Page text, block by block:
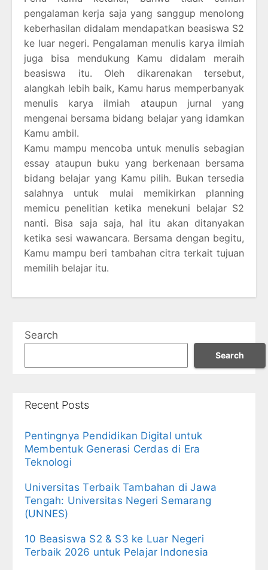
pengalaman kerja saja yang sanggup menolong
keberhasilan didalam mendapatkan beasiswa S2
ke luar negeri. Pengalaman menulis karya ilmiah
juga bisa mendukung Kamu didalam meraih
beasiswa itu. Oleh dikarenakan tersebut,
alangkah lebih baik, Kamu harus memperbanyak
menulis karya ilmiah ataupun jurnal yang
mengenai bersama bidang belajar yang idamkan
Kamu ambil.
Kamu mampu mencoba untuk menulis sebagian
essay ataupun buku yang berkenaan bersama
bidang belajar yang Kamu pilih. Bukan tersedia
salahnya untuk mulai memikirkan planning
memicu penelitian ketika menekuni belajar S2
nanti. Bisa saja saja, hal itu akan ditanyakan
ketika sesi wawancara. Bersama dengan begitu,
Kamu mampu beri tambahan citra terkait tujuan
memilih belajar itu.
Search
Search
Recent Posts
Pentingnya Pendidikan Digital untuk
Membentuk Generasi Cerdas di Era
Teknologi
Universitas Terbaik Tambahan di Jawa
Tengah: Universitas Negeri Semarang
(UNNES)
10 Beasiswa S2 & S3 ke Luar Negeri
Terbaik 2026 untuk Pelajar Indonesia